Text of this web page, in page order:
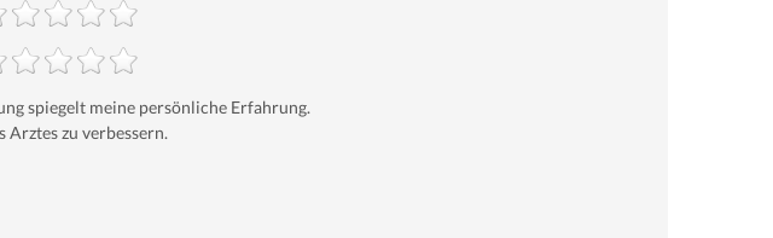
spiegelt meine persönliche Erfahrung.
Arztes zu verbessern.